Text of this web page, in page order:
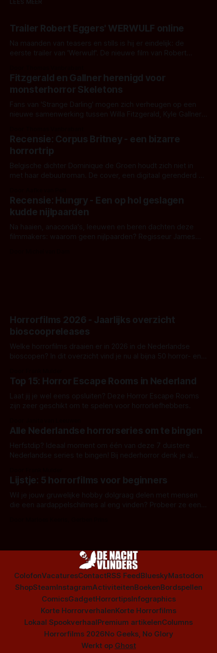
LEES MEER
Trailer Robert Eggers' WERWULF online
Na maanden van teasers en stills is hij er eindelijk: de
eerste trailer van 'Werwulf'. De nieuwe film van Robert
kille stijl vol folklore en mythe. Het topic deze keer is (kon
het het al raden?)... de weerwolf. Kijk je mee?
Fitzgerald en Gallner herenigd voor
monsterhorror Skeletons
Fans van 'Strange Darling' mogen zich verheugen op een
nieuwe samenwerking tussen Willa Fitzgerald, Kyle Gallner
'Skeletons', een nieuwe creature feature waarvoor de
opnames zijn gestart in Australië.
Recensie: Corpus Britney - een bizarre
horrortrip
Belgische dichter Dominique de Groen houdt zich niet in
met haar debuutroman. De cover, een digitaal gerenderd en
achtergrond, belooft iets kleurrijks maar onheilspellends,
iets ongrijpbaars. En dat maakt De Groen met ieder woord
waar.
Recensie: Hungry - Een op hol geslagen
kudde nijlpaarden
Na haaien, anaconda's, leeuwen en beren dachten deze
filmmakers: waarom geen nijlpaarden? Regisseur James
Horrorfilms 2026 - Jaarlijks overzicht
bioscoopreleases
Welke horrorfilms draaien er in 2026 in de Nederlandse
bioscopen? In dit overzicht vind je nu al bijna 50 horror- en
Top 15: Horror Escape Rooms in Nederland
Laat jij je wel eens opsluiten? Deze Horror Escape Rooms
zijn zeer geschikt om te spelen voor horrorliefhebbers.
Alle Nederlandse horrorseries om te bingen
Herfstdip? Ideaal moment om één van deze 7 duistere
Nederlandse series te bingen! Bij nederhorror denk je al
Amsterdamned of The Johnsons. Maar Nederlandse horror
is niet beperkt tot films. Hier een aantal Nederlandse tv-
series uit het duistere of horrorgenre. Als
Lijstje: 5 horrorfilms voor beginners
Wil je jouw gruwelijke hobby dolgraag delen met mensen
die een aardappelschilmes al eng vinden? Probeer ze eens
ColofonVacaturesContactRSS FeedBlueskyMastodon
ShopSteamInstagramActiviteitenBoekenBordspellen
ComicsGadgetHorrortipsInfographics
Korte HorrorverhalenKorte Horrorfilms
Lokaal SpookverhaalPremium artikelenColumns
Horrorfilms 2026No Geeks, No Glory
Werkt op Ghost